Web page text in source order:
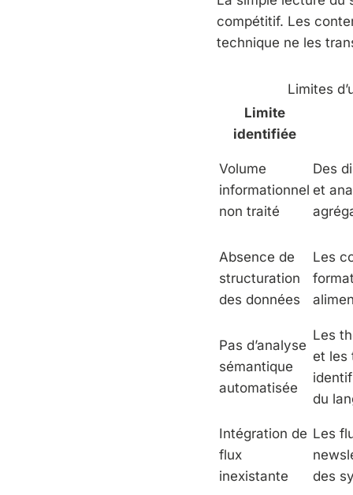
compétitif. Les
technique ne les
Limites
Limite
identifiée
Volume
informationnel
non traité
Des
et
Absence de
structuration
des données
Les
Pas d’analyse
sémantique
automatisée
Les
et les
du
Intégration de
flux
inexistante
Les
des